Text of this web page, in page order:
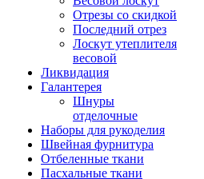
Отрезы со скидкой
Последний отрез
Лоскут утеплителя
весовой
Ликвидация
Галантерея
Шнуры
отделочные
Наборы для рукоделия
Швейная фурнитура
Отбеленные ткани
Пасхальные ткани